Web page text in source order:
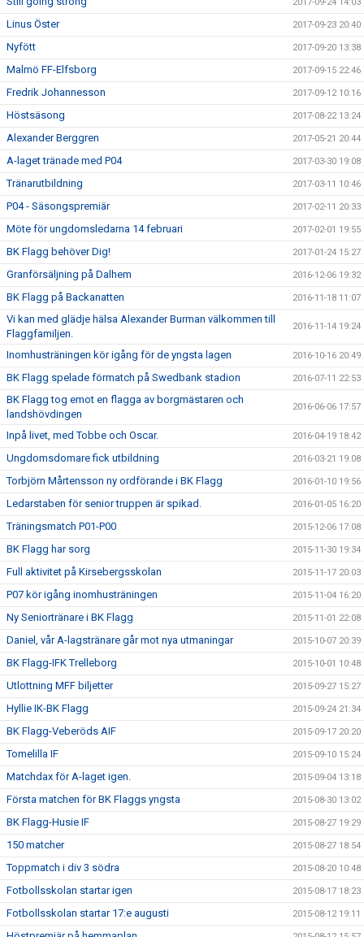
Linus Öster 2017-09-23 20:40
Nyfött 2017-09-20 13:38
Malmö FF-Elfsborg 2017-09-15 22:46
Fredrik Johannesson 2017-09-12 10:16
Höstsäsong 2017-08-22 13:24
Alexander Berggren 2017-05-21 20:44
A-laget tränade med P04 2017-03-30 19:08
Tränarutbildning 2017-03-11 10:46
P04 - Säsongspremiär 2017-02-11 20:33
Möte för ungdomsledarna 14 februari 2017-02-01 19:55
BK Flagg behöver Dig! 2017-01-24 15:27
Granförsäljning på Dalhem 2016-12-06 19:32
BK Flagg på Backanatten 2016-11-18 11:07
Vi kan med glädje hälsa Alexander Burman välkommen till
Flaggfamiljen.
2016-11-14 19:24
Inomhusträningen kör igång för de yngsta lagen 2016-10-16 20:49
BK Flagg spelade förmatch på Swedbank stadion 2016-07-11 22:53
BK Flagg tog emot en flagga av borgmästaren och
landshövdingen
2016-06-06 17:57
Inpå livet, med Tobbe och Oscar. 2016-04-19 18:42
Ungdomsdomare fick utbildning 2016-03-21 19:08
Torbjörn Mårtensson ny ordförande i BK Flagg 2016-01-10 19:56
Ledarstaben för senior truppen är spikad. 2016-01-05 16:20
Träningsmatch P01-P00 2015-12-06 17:08
BK Flagg har sorg 2015-11-30 19:34
Full aktivitet på Kirsebergsskolan 2015-11-17 20:03
P07 kör igång inomhusträningen 2015-11-04 16:20
Ny Seniortränare i BK Flagg 2015-11-01 22:08
Daniel, vår A-lagstränare går mot nya utmaningar 2015-10-07 20:39
BK Flagg-IFK Trelleborg 2015-10-01 10:48
Utlottning MFF biljetter 2015-09-27 15:27
Hyllie IK-BK Flagg 2015-09-24 21:34
BK Flagg-Veberöds AIF 2015-09-17 20:20
Tomelilla IF 2015-09-10 15:24
Matchdax för A-laget igen. 2015-09-04 13:18
Första matchen för BK Flaggs yngsta 2015-08-30 13:02
BK Flagg-Husie IF 2015-08-27 19:29
150 matcher 2015-08-27 18:54
Toppmatch i div 3 södra 2015-08-20 10:48
Fotbollsskolan startar igen 2015-08-17 18:23
Fotbollsskolan startar 17:e augusti 2015-08-12 19:11